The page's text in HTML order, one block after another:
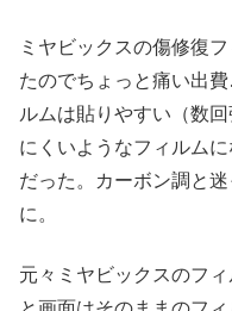
ミヤビックスの傷修復
たのでちょっと痛い出
ルムは貼りやすい（数
にくいようなフィルム
だった。カーボン調と
に。
元々ミヤビックスのフ